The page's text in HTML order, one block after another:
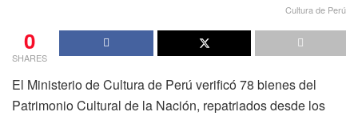
Cultura de Perú
0
SHARES
El Ministerio de Cultura de Perú verificó 78 bienes del
Patrimonio Cultural de la Nación, repatriados desde los